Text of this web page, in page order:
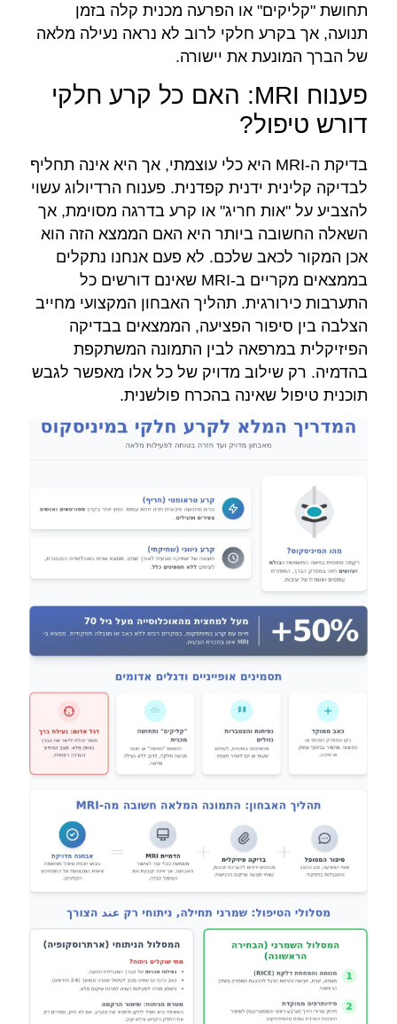
תחושת "קליקים" או הפרעה מכנית קלה בזמן
תנועה, אך בקרע חלקי לרוב לא נראה נעילה מלאה
של הברך המונעת את יישורה.
פענוח MRI: האם כל קרע חלקי
דורש טיפול?
בדיקת ה-MRI היא כלי עוצמתי, אך היא אינה תחליף
לבדיקה קלינית ידנית קפדנית. פענוח הרדיולוג עשוי
להצביע על "אות חריג" או קרע בדרגה מסוימת, אך
השאלה החשובה ביותר היא האם הממצא הזה הוא
אכן המקור לכאב שלכם. לא פעם אנחנו נתקלים
בממצאים מקריים ב-MRI שאינם דורשים כל
התערבות כירורגית. תהליך האבחון המקצועי מחייב
הצלבה בין סיפור הפציעה, הממצאים בבדיקה
הפיזיקלית במרפאה לבין התמונה המשתקפת
בהדמיה. רק שילוב מדויק של כל אלו מאפשר לגבש
תוכנית טיפול שאינה בהכרח פולשנית.